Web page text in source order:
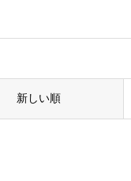
新しい順